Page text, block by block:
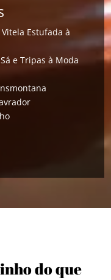
Estufada à
e Tripas à Moda
do que